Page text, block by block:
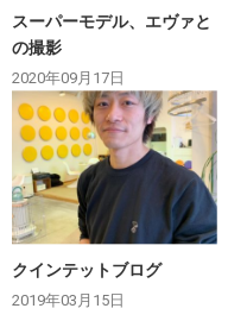
スーパーモデル、エヴァと
の撮影
2020年09月17日
クインテットブログ
2019年03月15日